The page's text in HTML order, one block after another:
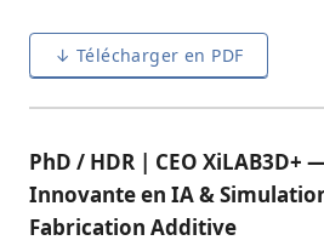
↓ Télécharger en PDF
PhD / HDR | CEO XiLAB3D+
Innovante en IA &
Fabrication Additive